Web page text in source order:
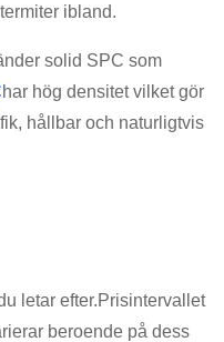
ibland.
solid SPC som
har hög densitet vilket gör
hållbar och naturligtvis
letar efter.Prisintervallet
beroende på dess